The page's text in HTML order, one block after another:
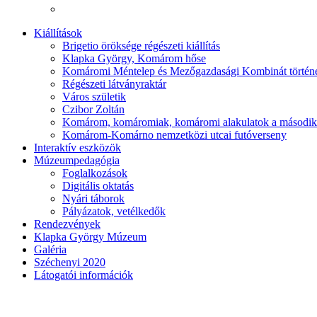
Kiállítások
Brigetio öröksége régészeti kiállítás
Klapka György, Komárom hőse
Komáromi Méntelep és Mezőgazdasági Kombinát
Régészeti látványraktár
Város születik
Czibor Zoltán
Komárom, komáromiak, komáromi alakulatok a
Komárom-Komárno nemzetközi utcai futóverseny
Interaktív eszközök
Múzeumpedagógia
Foglalkozások
Digitális oktatás
Nyári táborok
Pályázatok, vetélkedők
Rendezvények
Klapka György Múzeum
Galéria
Széchenyi 2020
Látogatói információk